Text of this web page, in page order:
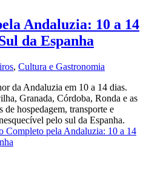
Andaluzia: 10 a 14
da Espanha
, Cultura e Gastronomia
da Andaluzia em 10 a 14 dias.
Granada, Córdoba, Ronda e as
de hospedagem, transporte e
pelo sul da Espanha.
Completo pela Andaluzia: 10 a 14